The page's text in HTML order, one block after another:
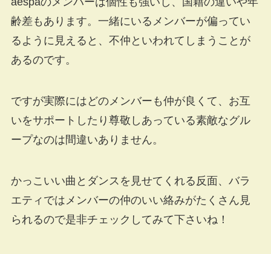
齢差もあります。一緒にいるメンバーが偏ってい
るように見えると、不仲といわれてしまうことが
あるのです。
ですが実際にはどのメンバーも仲が良くて、お互
いをサポートしたり尊敬しあっている素敵なグル
ープなのは間違いありません。
かっこいい曲とダンスを見せてくれる反面、バラ
エティではメンバーの仲のいい絡みがたくさん見
られるので是非チェックしてみて下さいね！